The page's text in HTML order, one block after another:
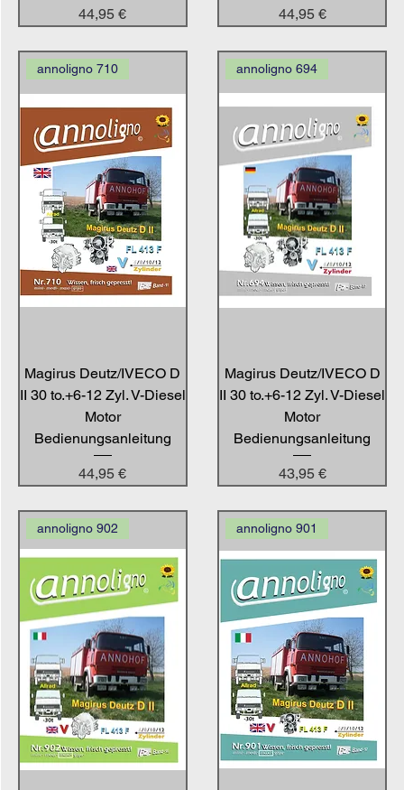
Preis
44,95 €
Preis
44,95 €
annoligno 710
Magirus Deutz/IVECO D
II 30 to.+6-12 Zyl. V-Diesel
Motor
Bedienungsanleitung
Preis
44,95 €
annoligno 694
Magirus Deutz/IVECO D
II 30 to.+6-12 Zyl. V-Diesel
Motor
Bedienungsanleitung
Preis
43,95 €
annoligno 902 annoligno 901